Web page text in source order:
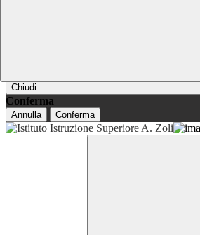
Chiudi
Conferma
Annulla Conferma